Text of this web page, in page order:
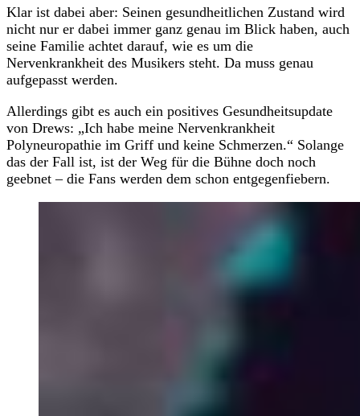
Klar ist dabei aber: Seinen gesundheitlichen Zustand wird
nicht nur er dabei immer ganz genau im Blick haben, auch
seine Familie achtet darauf, wie es um die
Nervenkrankheit des Musikers steht. Da muss genau
aufgepasst werden.
Allerdings gibt es auch ein positives Gesundheitsupdate
von Drews: „Ich habe meine Nervenkrankheit
Polyneuropathie im Griff und keine Schmerzen.“ Solange
das der Fall ist, ist der Weg für die Bühne doch noch
geebnet – die Fans werden dem schon entgegenfiebern.